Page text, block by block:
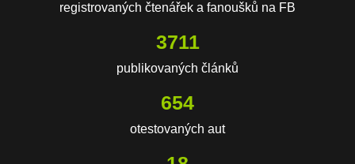
registrovaných čtenářek a fanoušků na FB
3711
publikovaných článků
654
otestovaných aut